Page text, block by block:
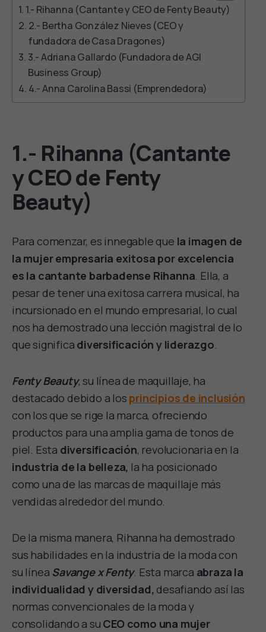
1.- Rihanna (Cantante y CEO de Fenty Beauty)
2.- Bertha González Nieves (CEO y
fundadora de Casa Dragones)
3.- Adriana Gallardo (Fundadora de AGI
Business Group)
4.- Anna Carolina Bassi (Emprendedora)
1.- Rihanna (Cantante
y CEO de Fenty
Beauty)
Para comenzar, es innegable que la imagen de
la mujer empresaria exitosa por excelencia
es la cantante barbadense Rihanna. Ella, a
pesar de tener una exitosa carrera musical, ha
incursionado en el mundo empresarial, lo cual
nos ha demostrado una lección magistral de lo
que significa diversificación y liderazgo.
Fenty Beauty, su línea de maquillaje, ha
destacado debido a los principios de inclusión
con los que se rige la marca, ofreciendo
productos para una amplia gama de tonos de
piel. Esta diversificación, revolucionaria en la
industria de la belleza, la ha posicionado
como una de las marcas de maquillaje más
vendidas alrededor del mundo.
De la misma manera, Rihanna ha demostrado
sus habilidades en la industria de la moda con
su línea Savange x Fenty. Esta marca abraza la
individualidad y diversidad, desafiando así las
normas convencionales de la moda y
consolidando a su CEO como una mujer